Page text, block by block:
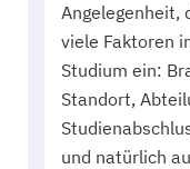
Angelegenheit,
viele Faktoren
Studium ein:
Standort,
und natürlich